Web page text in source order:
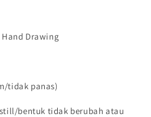
Drawing
tidak panas)
bentuk tidak berubah atau